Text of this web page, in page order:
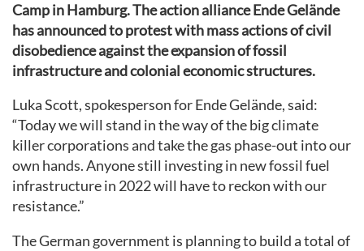
Camp in Hamburg. The action alliance Ende Gelände
has announced to protest with mass actions of civil
disobedience against the expansion of fossil
infrastructure and colonial economic structures.
Luka Scott, spokesperson for Ende Gelände, said:
“Today we will stand in the way of the big climate
killer corporations and take the gas phase-out into our
own hands. Anyone still investing in new fossil fuel
infrastructure in 2022 will have to reckon with our
resistance.”
The German government is planning to build a total of